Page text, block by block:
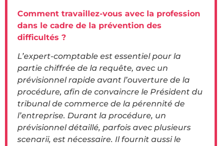
Comment travaillez-vous avec la profession
dans le cadre de la prévention des
difficultés ?
L’expert-comptable est essentiel pour la
partie chiffrée de la requête, avec un
prévisionnel rapide avant l’ouverture de la
procédure, afin de convaincre le Président du
tribunal de commerce de la pérennité de
l’entreprise. Durant la procédure, un
prévisionnel détaillé, parfois avec plusieurs
scenarii, est nécessaire. Il fournit aussi le